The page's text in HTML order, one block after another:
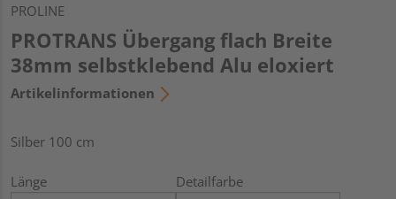
PROLINE
PROTRANS Übergang flach Breite
38mm selbstklebend Alu eloxiert
Artikelinformationen
Silber 100 cm
Länge Detailfarbe